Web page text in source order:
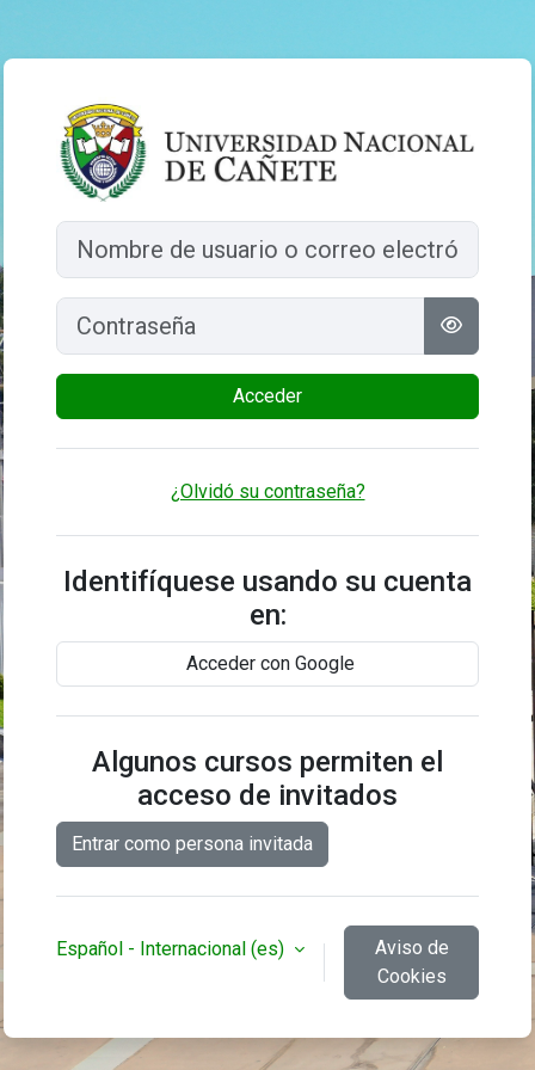
Nombre de usuario o correo electrónico
Contraseña
Acceder
¿Olvidó su contraseña?
Identifíquese usando su cuenta
en:
Acceder con Google
Algunos cursos permiten el
acceso de invitados
Entrar como persona invitada
Español - Internacional ‎(es)‎
Aviso de
Cookies